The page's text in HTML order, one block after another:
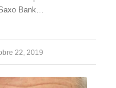
Bank…
22, 2019